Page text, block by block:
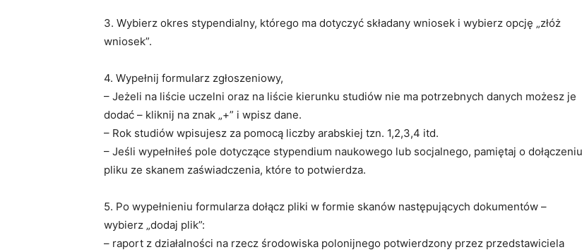
3. Wybierz okres stypendialny, którego ma dotyczyć składany wniosek i wybierz opcję „złóż
wniosek”.
4. Wypełnij formularz zgłoszeniowy,
– Jeżeli na liście uczelni oraz na liście kierunku studiów nie ma potrzebnych danych możesz je
dodać – kliknij na znak „+” i wpisz dane.
– Rok studiów wpisujesz za pomocą liczby arabskiej tzn. 1,2,3,4 itd.
– Jeśli wypełniłeś pole dotyczące stypendium naukowego lub socjalnego, pamiętaj o dołączeniu
pliku ze skanem zaświadczenia, które to potwierdza.
5. Po wypełnieniu formularza dołącz pliki w formie skanów następujących dokumentów –
wybierz „dodaj plik”:
– raport z działalności na rzecz środowiska polonijnego potwierdzony przez przedstawiciela